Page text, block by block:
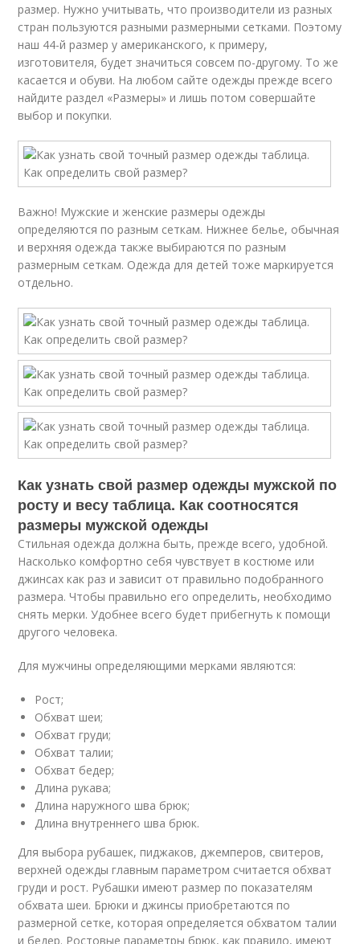
размер. Нужно учитывать, что производители из разных
стран пользуются разными размерными сетками. Поэтому
наш 44-й размер у американского, к примеру,
изготовителя, будет значиться совсем по-другому. То же
касается и обуви. На любом сайте одежды прежде всего
найдите раздел «Размеры» и лишь потом совершайте
выбор и покупки.
Важно! Мужские и женские размеры одежды
определяются по разным сеткам. Нижнее белье, обычная
и верхняя одежда также выбираются по разным
размерным сеткам. Одежда для детей тоже маркируется
отдельно.
Как узнать свой размер одежды мужской по
росту и весу таблица. Как соотносятся
размеры мужской одежды
Стильная одежда должна быть, прежде всего, удобной.
Насколько комфортно себя чувствует в костюме или
джинсах как раз и зависит от правильно подобранного
размера. Чтобы правильно его определить, необходимо
снять мерки. Удобнее всего будет прибегнуть к помощи
другого человека.
Для мужчины определяющими мерками являются:
Рост;
Обхват шеи;
Обхват груди;
Обхват талии;
Обхват бедер;
Длина рукава;
Длина наружного шва брюк;
Длина внутреннего шва брюк.
Для выбора рубашек, пиджаков, джемперов, свитеров,
верхней одежды главным параметром считается обхват
груди и рост. Рубашки имеют размер по показателям
обхвата шеи. Брюки и джинсы приобретаются по
размерной сетке, которая определяется обхватом талии
и бедер. Ростовые параметры брюк, как правило, имеют